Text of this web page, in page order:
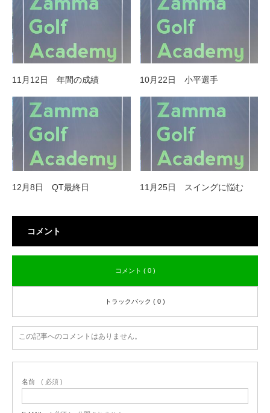
11月12日 年間の成績 10月22日 小平選手
12月8日 QT最終日 11月25日 スイングに悩む
コメント
コメント ( 0 )
トラックバック ( 0 )
この記事へのコメントはありません。
名前 ( 必須 )